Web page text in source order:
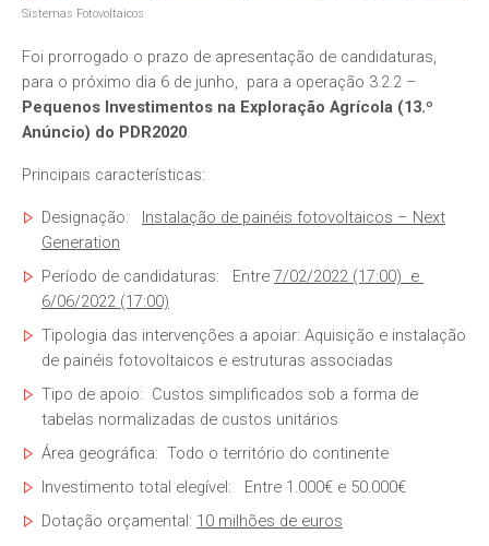
Sistemas Fotovoltaicos
Foi prorrogado o prazo de apresentação de candidaturas,
para o próximo dia 6 de junho, para a operação 3.2.2 –
Pequenos Investimentos na Exploração Agrícola (13.º
Anúncio) do PDR2020.
Principais características:
Designação: Instalação de painéis fotovoltaicos – Next
Generation
Período de candidaturas: Entre 7/02/2022 (17:00) e
6/06/2022 (17:00)
Tipologia das intervenções a apoiar: Aquisição e instalação
de painéis fotovoltaicos e estruturas associadas
Tipo de apoio: Custos simplificados sob a forma de
tabelas normalizadas de custos unitários
Área geográfica: Todo o território do continente
Investimento total elegível: Entre 1.000€ e 50.000€
Dotação orçamental: 10 milhões de euros